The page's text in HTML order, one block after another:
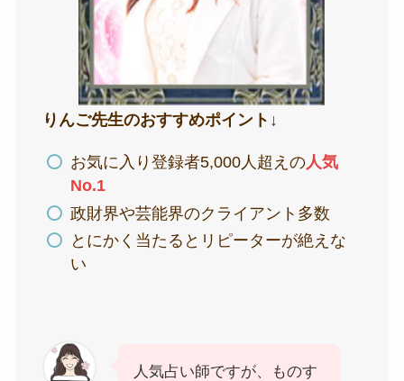
りんご先生のおすすめポイント↓
お気に入り登録者5,000人超えの人気
No.1
政財界や芸能界のクライアント多数
とにかく当たるとリピーターが絶えな
い
人気占い師ですが、ものす